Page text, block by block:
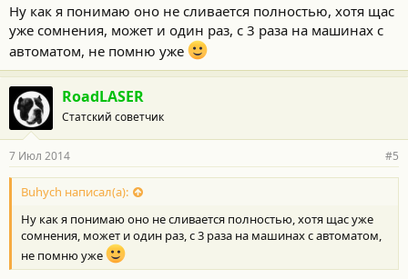
Ну как я понимаю оно не сливается полностью, хотя щас
уже сомнения, может и один раз, с 3 раза на машинах с
автоматом, не помню уже
RoadLASER
Статский советчик
7 Июл 2014 #5
Buhych написал(а):
Ну как я понимаю оно не сливается полностью, хотя щас уже
сомнения, может и один раз, с 3 раза на машинах с автоматом,
не помню уже